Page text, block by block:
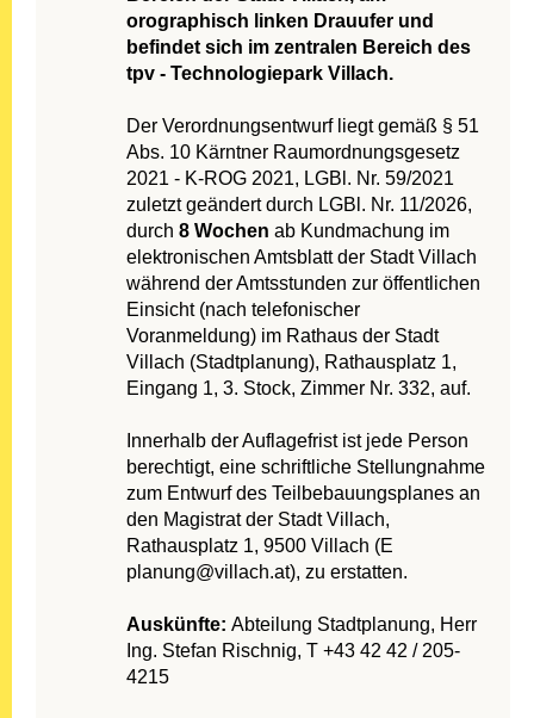
orographisch linken Drauufer und
befindet sich im zentralen Bereich des
tpv - Technologiepark Villach.
Der Verordnungsentwurf liegt gemäß § 51
Abs. 10 Kärntner Raumordnungsgesetz
2021 - K-ROG 2021, LGBl. Nr. 59/2021
zuletzt geändert durch LGBl. Nr. 11/2026,
durch8 Wochen ab Kundmachung im
elektronischen Amtsblatt der Stadt Villach
während der Amtsstunden zur öffentlichen
Einsicht (nach telefonischer
Voranmeldung) im Rathaus der Stadt
Villach (Stadtplanung), Rathausplatz 1,
Eingang 1, 3. Stock, Zimmer Nr. 332, auf.
Innerhalb der Auflagefrist ist jede Person
berechtigt, eine schriftliche Stellungnahme
zum Entwurf des Teilbebauungsplanes an
den Magistrat der Stadt Villach,
Rathausplatz 1, 9500 Villach (E
planung@villach.at), zu erstatten.
Auskünfte: Abteilung Stadtplanung, Herr
Ing. Stefan Rischnig, T +43 42 42 / 205-
4215